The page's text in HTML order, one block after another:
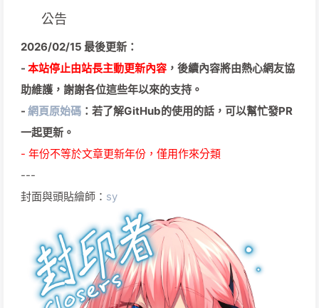
公告
2026/02/15 最後更新：
- 本站停止由站長主動更新內容 ，後續內容將由熱心網友協
助維護，謝謝各位這些年以來的支持。
- 網頁原始碼 ：若了解GitHub的使用的話，可以幫忙發PR
一起更新。
- 年份不等於文章更新年份，僅用作來分類
---
封面與頭貼繪師： sy